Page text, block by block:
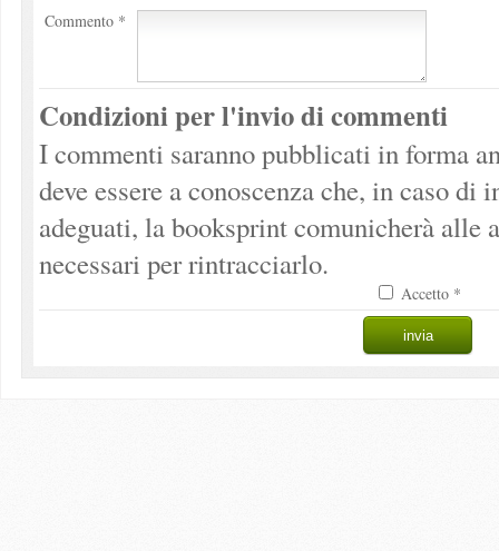
Commento *
Condizioni per l'invio di commenti
I commenti saranno pubblicati in forma
deve essere a conoscenza che, in caso
adeguati, la booksprint comunicherà alle
necessari per rintracciarlo.
Accetto *